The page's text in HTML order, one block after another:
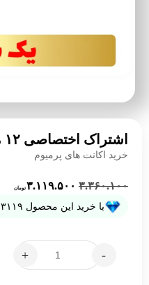
اشتراک اختصاصی ۱۲ ماهه یوتیوب پرمیوم
خرید اکانت های پرمیوم
۳.۳۶۰.۱۰۰ ۳.۱۱۹.۵۰۰تومان
با خرید این محصول ۳۱۱۹
-
+